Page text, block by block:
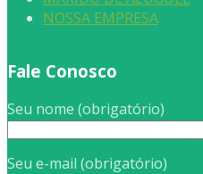
NOSSA EMPRESA
Fale Conosco
Seu nome (obrigatório)
Seu e-mail (obrigatório)